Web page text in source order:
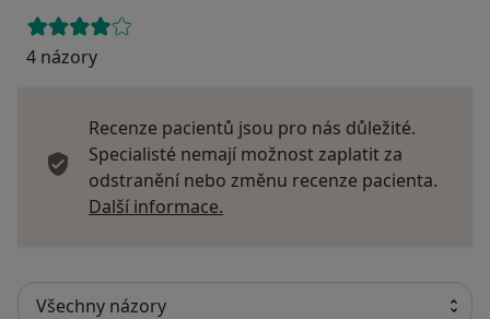
4 názory
Recenze pacientů jsou pro nás důležité.
Specialisté nemají možnost zaplatit za
odstranění nebo změnu recenze pacienta.
Další informace.